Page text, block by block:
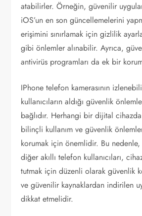
atabilirler. Örneğin, güvenilir
iOS’un en son güncellemelerini
erişimini sınırlamak için gizlilik
gibi önlemler alınabilir. Ayrıca,
antivirüs programları da ek bir
IPhone telefon kamerasının
kullanıcıların aldığı güvenlik
bağlıdır. Herhangi bir dijital
bilinçli kullanım ve güvenlik
korumak için önemlidir. Bu nedenle,
diğer akıllı telefon kullanıcıları,
tutmak için düzenli olarak güvenlik
ve güvenilir kaynaklardan indirilen
dikkat etmelidir.